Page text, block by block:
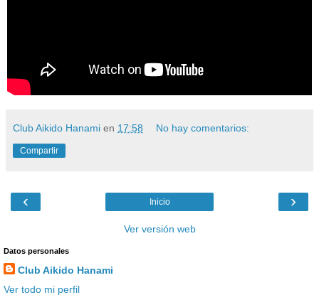
Club Aikido Hanami en 17:58 No hay comentarios:
Compartir
‹ ›
Inicio
Ver versión web
Datos personales
Club Aikido Hanami
Ver todo mi perfil